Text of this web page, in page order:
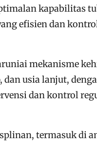
kapabilitas
efisien dan
mekanisme
usia lanjut,
dan kontrol
termasuk di